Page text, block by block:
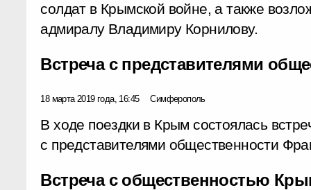
солдат в Крымской войне, а также
адмиралу Владимиру Корнилову.
Встреча с представителями
18 марта 2019 года, 16:45 Симферополь
В ходе поездки в Крым состоялась
с представителями общественности
Встреча с общественностью